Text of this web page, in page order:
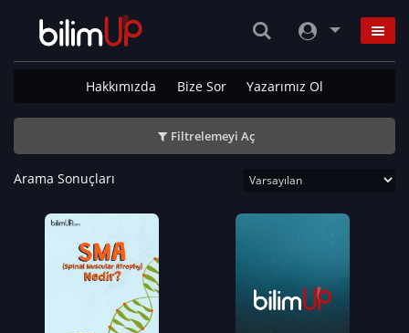
Hakkımızda Bize Sor Yazarımız Ol
Filtrelemeyi Aç
Arama Sonuçları